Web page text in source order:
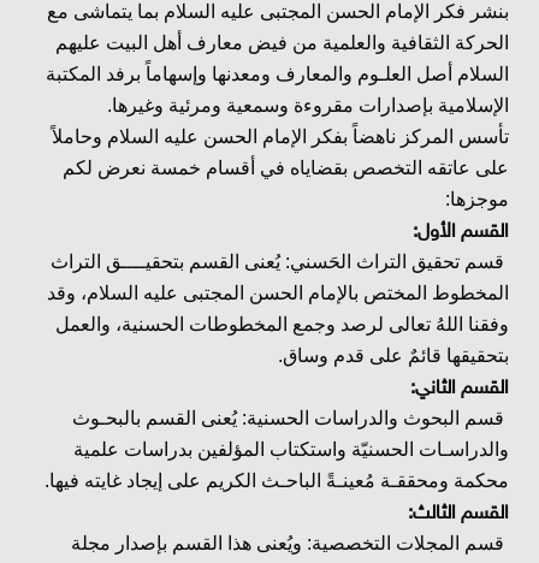
بنشر فكر الإمام الحسن المجتبى عليه السلام بما يتماشى مع
الحركة الثقافية والعلمية من فيض معارف أهل البيت عليهم
السلام أصل العلـوم والمعارف ومعدنها وإسهاماً برفد المكتبة
الإسلامية بإصدارات مقروءة وسمعية ومرئية وغيرها.
تأسس المركز ناهضاً بفكر الإمام الحسن عليه السلام وحاملاً
على عاتقه التخصص بقضاياه في أقسام خمسة نعرض لكم
موجزها:
القسم الأول:
قسم تحقيق التراث الحَسني: يُعنى القسم بتحقيــــق التراث
المخطوط المختص بالإمام الحسن المجتبى عليه السلام، وقد
وفقنا اللهُ تعالى لرصد وجمع المخطوطات الحسنية، والعمل
بتحقيقها قائمٌ على قدم وساق.
القسم الثاني:
قسم البحوث والدراسات الحسنية: يُعنى القسم بالبحـوث
والدراسـات الحسنيّة واستكتاب المؤلفين بدراسات علمية
محكمة ومحققـة مُعينـةً الباحـث الكريم على إيجاد غايته فيها.
القسم الثالث:
قسم المجلات التخصصية: ويُعنى هذا القسم بإصدار مجلة